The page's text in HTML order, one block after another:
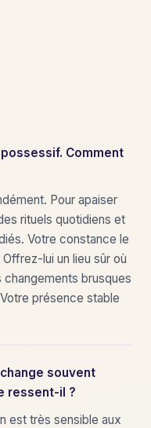
Comment
Pour apaiser
rituels quotidiens et
Votre constance le
lui un lieu sûr où
brusques
présence stable
souvent
ressent-il ?
est très sensible aux